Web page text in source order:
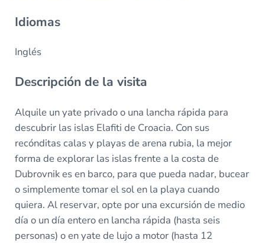
Idiomas
Inglés
Descripción de la visita
Alquile un yate privado o una lancha rápida para
descubrir las islas Elafiti de Croacia. Con sus
recónditas calas y playas de arena rubia, la mejor
forma de explorar las islas frente a la costa de
Dubrovnik es en barco, para que pueda nadar, bucear
o simplemente tomar el sol en la playa cuando
quiera. Al reservar, opte por una excursión de medio
día o un día entero en lancha rápida (hasta seis
personas) o en yate de lujo a motor (hasta 12